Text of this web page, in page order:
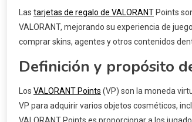
Las tarjetas de regalo de VALORANT Points
VALORANT, mejorando su experiencia de
comprar skins, agentes y otros contenidos
Definición y propósito
Los VALORANT Points (VP) son la moneda
VP para adquirir varios objetos cosméticos,